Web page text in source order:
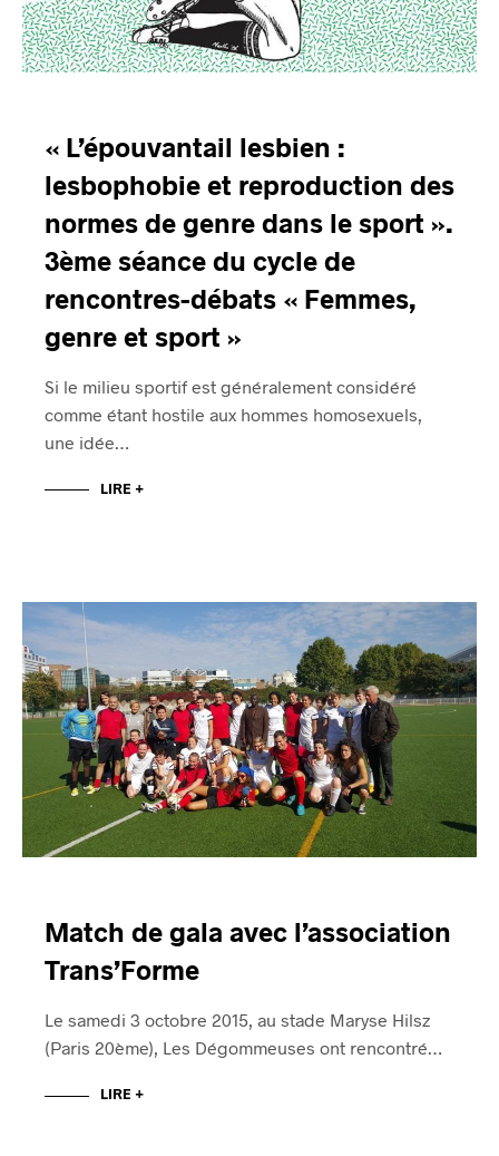
« L’épouvantail lesbien :
lesbophobie et reproduction des
normes de genre dans le sport ».
3ème séance du cycle de
rencontres-débats « Femmes,
genre et sport »
Si le milieu sportif est généralement considéré
comme étant hostile aux hommes homosexuels,
une idée…
LIRE +
Match de gala avec l’association
Trans’Forme
Le samedi 3 octobre 2015, au stade Maryse Hilsz
(Paris 20ème), Les Dégommeuses ont rencontré…
LIRE +